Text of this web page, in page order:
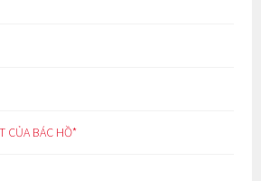
CỦA BÁC HỒ*